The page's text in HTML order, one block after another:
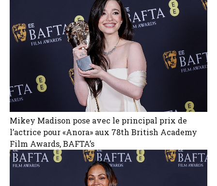
Mikey Madison pose avec le principal prix de
l’actrice pour «Anora» aux 78th British Academy
Film Awards, BAFTA’s